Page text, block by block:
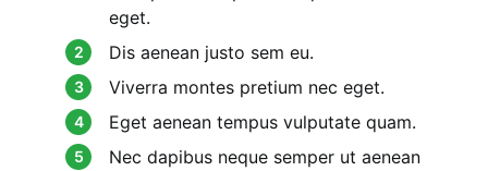
eget.
Dis aenean justo sem eu.
Viverra montes pretium nec eget.
Eget aenean tempus vulputate quam.
Nec dapibus neque semper ut aenean